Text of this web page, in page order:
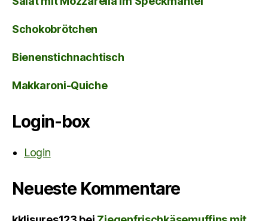
Schokobrötchen
Bienenstichnachtisch
Makkaroni-Quiche
Login-box
Login
Neueste Kommentare